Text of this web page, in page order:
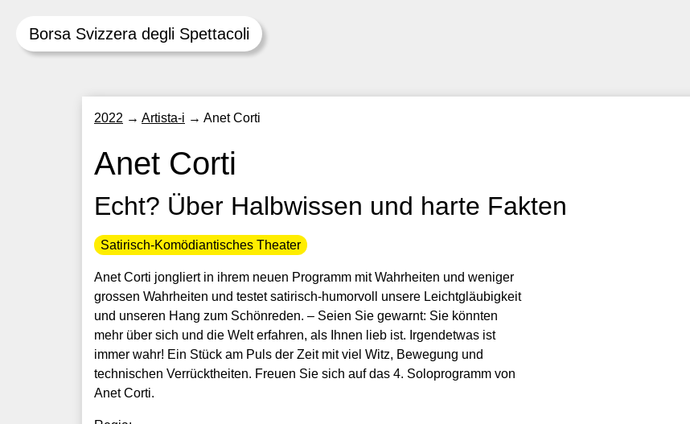
Borsa Svizzera degli Spettacoli
2022 → Artista-i → Anet Corti
Anet Corti
Echt? Über Halbwissen und harte Fakten
Satirisch-Komödiantisches Theater
Anet Corti jongliert in ihrem neuen Programm mit Wahrheiten und weniger
grossen Wahrheiten und testet satirisch-humorvoll unsere Leichtgläubigkeit
und unseren Hang zum Schönreden. – Seien Sie gewarnt: Sie könnten
mehr über sich und die Welt erfahren, als Ihnen lieb ist. Irgendetwas ist
immer wahr! Ein Stück am Puls der Zeit mit viel Witz, Bewegung und
technischen Verrücktheiten. Freuen Sie sich auf das 4. Soloprogramm von
Anet Corti.